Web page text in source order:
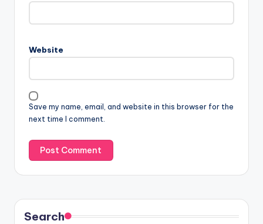
Website
Save my name, email, and website in this browser for the
next time I comment.
Search